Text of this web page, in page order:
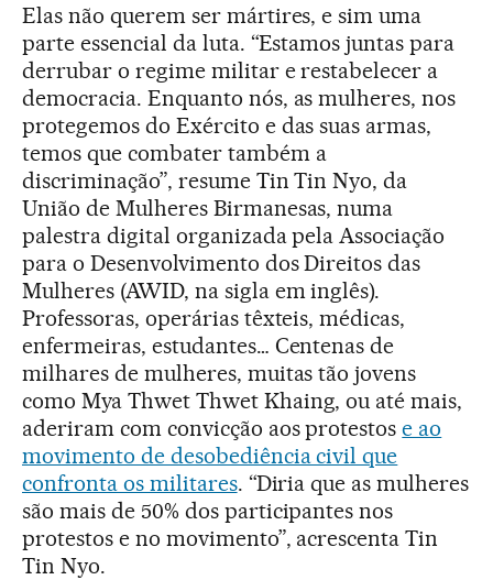
Elas não querem ser mártires, e sim uma
parte essencial da luta. “Estamos juntas para
derrubar o regime militar e restabelecer a
democracia. Enquanto nós, as mulheres, nos
protegemos do Exército e das suas armas,
temos que combater também a
discriminação”, resume Tin Tin Nyo, da
União de Mulheres Birmanesas, numa
palestra digital organizada pela Associação
para o Desenvolvimento dos Direitos das
Mulheres (AWID, na sigla em inglês).
Professoras, operárias têxteis, médicas,
enfermeiras, estudantes… Centenas de
milhares de mulheres, muitas tão jovens
como Mya Thwet Thwet Khaing, ou até mais,
aderiram com convicção aos protestose ao
movimento de desobediência civil que
confronta os militares. “Diria que as mulheres
são mais de 50% dos participantes nos
protestos e no movimento”, acrescenta Tin
Tin Nyo.